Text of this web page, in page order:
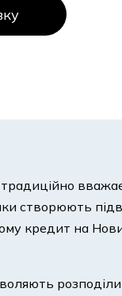
створюють
кредит на